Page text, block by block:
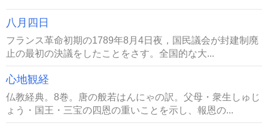
八月四日
フランス革命初期の1789年8月4日夜，国民議会が封建制廃
止の最初の決議をしたことをさす。全国的な大...
心地観経
仏教経典。8巻。唐の般若はんにゃの訳。父母・衆生しゅじ
ょう・国王・三宝の四恩の重いことを示し、報恩の...